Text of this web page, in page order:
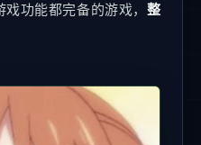
功能都完备的游戏， 整